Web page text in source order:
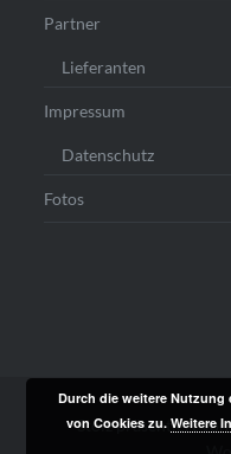
Partner
Lieferanten
Impressum
Datenschutz
Fotos
Stolz präsentiert von
Durch die weitere Nutzung
von Cookies zu.Weitere